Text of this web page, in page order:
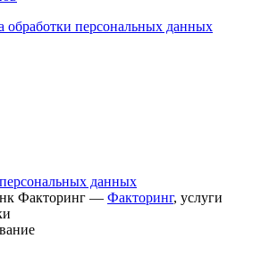
обработки персональных данных
данных
Факторинг — Факторинг, услуги